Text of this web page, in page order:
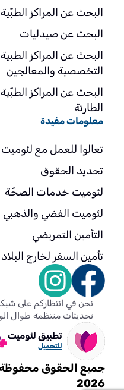
البحث عن المراكز الطبّية
البحث عن صيدليات
البحث عن المراكز الطبية
التخصصية والمعالجين
البحث عن المراكز الطبّية
الطارئة
معلومات مفيدة
تعالوا للعمل مع لئوميت
تحديد الحقوق
لئوميت خدمات الصحّة
لئوميت الفضي والذهبي
التأمين التمريضي
تأمين السفر لخارج البلاد
نحن في انتظاركم على
تحديثات منتظمة طوال
تطبيق لئوميت
للتحميل
جميع الحقوق
2026